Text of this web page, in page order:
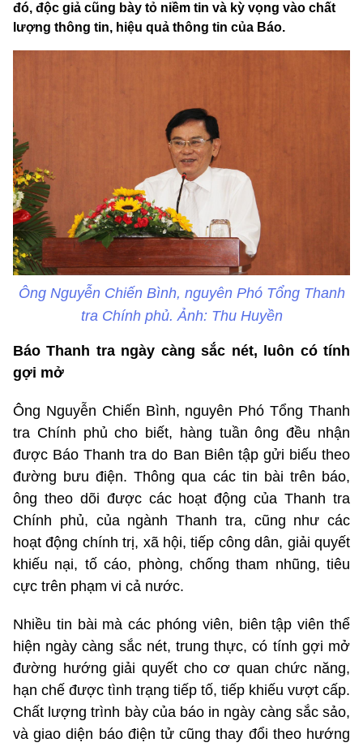
đó, độc giả cũng bày tỏ niềm tin và kỳ vọng vào chất
lượng thông tin, hiệu quả thông tin của Báo.
Ông Nguyễn Chiến Bình, nguyên Phó Tổng Thanh
tra Chính phủ. Ảnh: Thu Huyền
Báo Thanh tra ngày càng sắc nét, luôn có tính
gợi mở
Ông Nguyễn Chiến Bình, nguyên Phó Tổng Thanh
tra Chính phủ cho biết, hàng tuần ông đều nhận
được Báo Thanh tra do Ban Biên tập gửi biếu theo
đường bưu điện. Thông qua các tin bài trên báo,
ông theo dõi được các hoạt động của Thanh tra
Chính phủ, của ngành Thanh tra, cũng như các
hoạt động chính trị, xã hội, tiếp công dân, giải quyết
khiếu nại, tố cáo, phòng, chống tham nhũng, tiêu
cực trên phạm vi cả nước.
Nhiều tin bài mà các phóng viên, biên tập viên thể
hiện ngày càng sắc nét, trung thực, có tính gợi mở
đường hướng giải quyết cho cơ quan chức năng,
hạn chế được tình trạng tiếp tố, tiếp khiếu vượt cấp.
Chất lượng trình bày của báo in ngày càng sắc sảo,
và giao diện báo điện tử cũng thay đổi theo hướng